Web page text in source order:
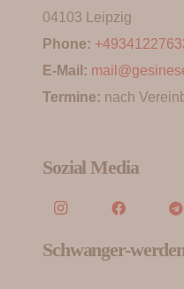
04103 Leipzig
Phone:
E-Mail:
Termine: nach
Sozial Media
Schwanger-